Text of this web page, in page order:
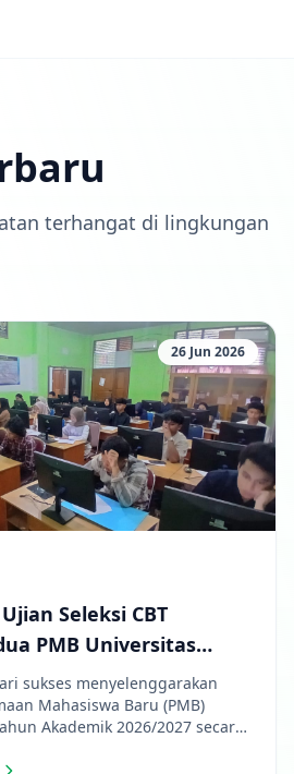
terhangat di lingkungan
26 Jun 2026
Seleksi CBT
PMB Universitas
2027 Berjalan Lancar
sukses menyelenggarakan
Mahasiswa Baru (PMB)
Akademik 2026/2027 secara